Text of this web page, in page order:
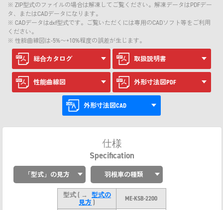
※ ZIP型式のファイルの場合は解凍してご覧ください。解凍データはPDFデー
タ、またはCADデータになります。
※ CADデータはdxf型式です。ご覧いただくには専用のCADソフト等をご利用
ください。
※ 性能曲線図は-5%〜+10%程度の誤差が生じます。
総合カタログ 取扱説明書
性能曲線図 外形寸法図PDF
外形寸法図CAD
仕様
Specification
「型式」の見方 羽根車の種類
型式( → 型式の
見方 )
ME-KSB-2200